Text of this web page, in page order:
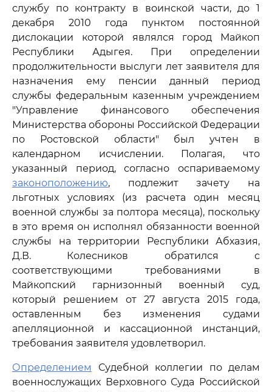
службу по контракту в воинской части, до 1
декабря 2010 года пунктом постоянной
дислокации которой являлся город Майкоп
Республики Адыгея. При определении
продолжительности выслуги лет заявителя для
назначения ему пенсии данный период
службы федеральным казенным учреждением
"Управление финансового обеспечения
Министерства обороны Российской Федерации
по Ростовской области" был учтен в
календарном исчислении. Полагая, что
указанный период, согласно оспариваемому
законоположению, подлежит зачету на
льготных условиях (из расчета один месяц
военной службы за полтора месяца), поскольку
в это время он исполнял обязанности военной
службы на территории Республики Абхазия,
Д.В. Колесников обратился с
соответствующими требованиями в
Майкопский гарнизонный военный суд,
который решением от 27 августа 2015 года,
оставленным без изменения судами
апелляционной и кассационной инстанций,
требования заявителя удовлетворил.
Определением
Судебной коллегии по делам
военнослужащих Верховного Суда Российской